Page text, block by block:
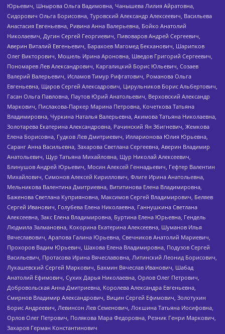
Юрьевич, Шнырова Ольга Вадимовна, Чанышева Лилия Айратовна,
Сидорович Ольга Борисовна, Туровский Александр Алексеевич, Васильева
Анастасия Евгеньевна, Ривина Анна Валерьевна, Бойко Анатолий
Николаевич, Дугин Сергей Георгиевич, Пивоваров Андрей Сергеевич,
Аверин Виталий Евгеньевич, Барахоев Магомед Бекханович, Шарипков
Олег Викторович, Мошель Ирина Ароновна, Шведов Григорий Сергеевич,
Пономарев Лев Александрович, Каргалицкий Борис Юльевич, Созаев
Валерий Валерьевич, Исламов Тимур Рифгатович, Романова Ольга
Евгеньевна, Щаров Сергей Алексадрович, Цирульников Борис Альбертович,
Гасан Ольга Павловна, Паутов Юрий Анатольевич, Верховский Александр
Маркович, Пислакова-Паркер Марина Петровна, Кочеткова Татьяна
Владимировна, Чуркина Наталья Валерьевна, Акимова Татьяна Николаевна,
Золотарева Екатерина Александровна, Рачинский Ян Збигневич, Жемкова
Елена Борисовна, Гудков Лев Дмитриевич, Илларионова Юлия Юрьевна,
Саранг Анна Васильевна, Захарова Светлана Сергеевна, Аверин Владимир
Анатольевич, Щур Татьяна Михайловна, Щур Николай Алексеевич,
Блинушов Андрей Юрьевич, Мосин Алексей Геннадьевич, Гефтер Валентин
Михайлович, Симонов Алексей Кириллович, Флиге Ирина Анатольевна,
Мельникова Валентина Дмитриевна, Вититинова Елена Владимировна,
Баженова Светлана Куприяновна, Максимов Сергей Владимирович, Беляев
Сергей Иванович, Голубева Елена Николаевна, Ганнушкина Светлана
Алексеевна, Закс Елена Владимировна, Буртина Елена Юрьевна, Гендель
Людмила Залмановна, Кокорина Екатерина Алексеевна, Шуманов Илья
Вячеславович, Арапова Галина Юрьевна, Свечников Анатолий Мариевич,
Прохоров Вадим Юрьевич, Шахова Елена Владимировна, Подузов Сергей
Васильевич, Протасова Ирина Вячеславовна, Литинский Леонид Борисович,
Лукашевский Сергей Маркович, Бахмин Вячеслав Иванович, Шабад
Анатолий Ефимович, Сухих Дарья Николаевна, Орлов Олег Петрович,
Добровольская Анна Дмитриевна, Королева Александра Евгеньевна,
Смирнов Владимир Александрович, Вицин Сергей Ефимович, Золотухин
Борис Андреевич, Левинсон Лев Семенович, Локшина Татьяна Иосифовна,
Орлов Олег Петрович, Полякова Мара Федоровна, Резник Генри Маркович,
Захаров Герман Константинович